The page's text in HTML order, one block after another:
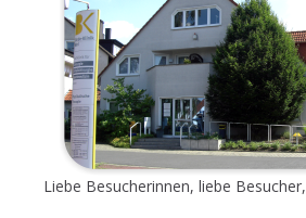
Liebe Besucherinnen, liebe Besucher,